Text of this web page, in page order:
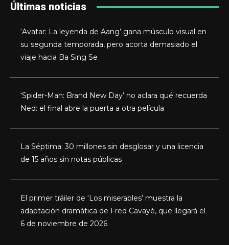
Últimas noticias
‘Avatar: La leyenda de Aang’ gana músculo visual en
su segunda temporada, pero acorta demasiado el
viaje hacia Ba Sing Se
‘Spider-Man: Brand New Day’ no aclara qué recuerda
Ned: el final abre la puerta a otra película
La Séptima: 30 millones sin desglosar y una licencia
de 15 años sin notas públicas
El primer tráiler de ‘Los miserables’ muestra la
adaptación dramática de Fred Cavayé, que llegará el
6 de noviembre de 2026